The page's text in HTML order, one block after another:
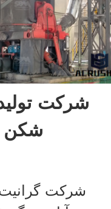
شرکت
شکن
شرکت